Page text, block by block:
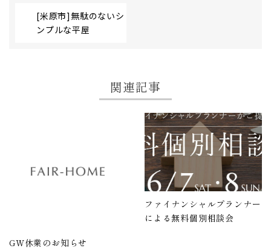
[米原市]無駄のないシ
ンプルな平屋
関連記事
GW休業のお知らせ
ファイナンシャルプランナー
による無料個別相談会